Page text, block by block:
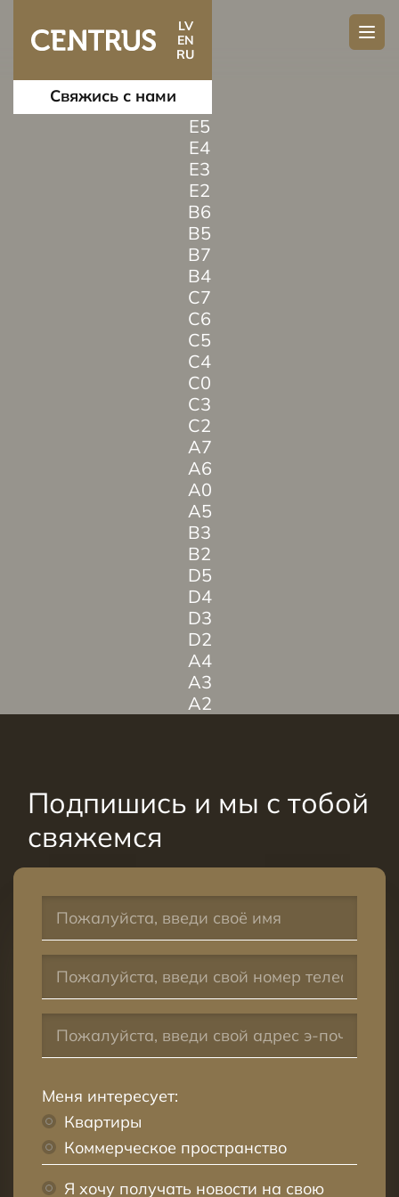
LV
EN
RU
Свяжись с нами
E5
E4
E3
E2
B6
B5
B7
B4
C7
C6
C5
C4
C0
C3
C2
A7
A6
A0
A5
B3
B2
D5
D4
D3
D2
A4
A3
A2
Подпишись и мы с тобой
свяжемся
Меня интересует:
Квартиры
Коммерческое пространство
Я хочу получать новости на свою